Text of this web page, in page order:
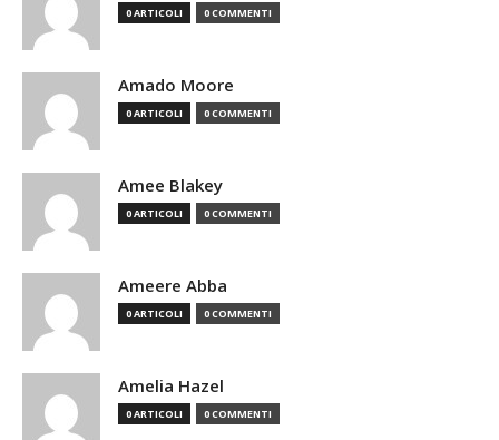
0 ARTICOLI 0 COMMENTI
Amado Moore
0 ARTICOLI 0 COMMENTI
Amee Blakey
0 ARTICOLI 0 COMMENTI
Ameere Abba
0 ARTICOLI 0 COMMENTI
Amelia Hazel
0 ARTICOLI 0 COMMENTI